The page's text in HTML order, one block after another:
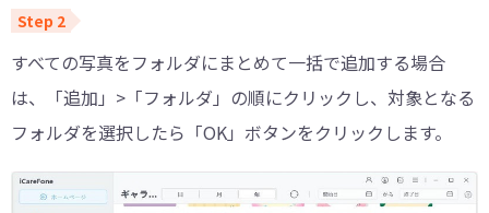
すべての写真をフォルダにまとめて一括で追加する場合
は、「追加」>「フォルダ」の順にクリックし、対象となる
フォルダを選択したら「OK」ボタンをクリックします。